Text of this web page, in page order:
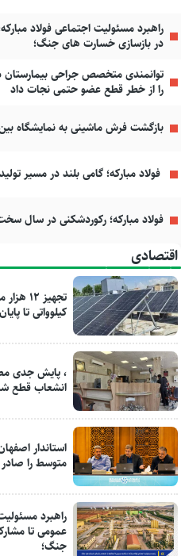
راهبرد مسئولیت اجتماعی فولاد
در بازسازی خسارت های جنگ؛
را از خطر قطع عضو حتمی نجات داد
بازگشت فرش ماشینی به نمایشگاه
فولاد مبارکه؛ گامی بلند در مسیر
فولاد مبارکه؛ رکوردشکنی در سال سخت
اقتصادی
کیلوواتی تا
انشعاب قطع
استاندار
متوسط را
راهبرد
عمومی تا
جنگ؛